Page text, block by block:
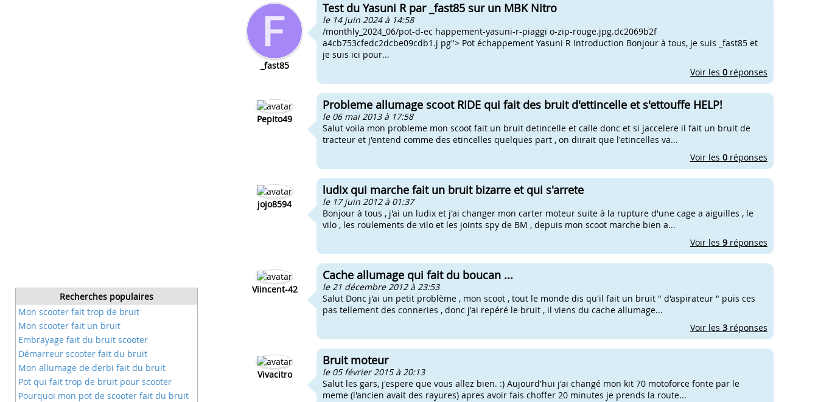
Recherches populaires
Mon scooter fait trop de bruit
Mon scooter fait un bruit
Embrayage fait du bruit scooter
Démarreur scooter fait du bruit
Mon allumage de derbi fait du bruit
Pot qui fait trop de bruit pour scooter
Pourquoi mon pot de scooter fait du bruit
_fast85
Test du Yasuni R par _fast85 sur un MBK Nitro
le 14 juin 2024 à 14:58
/monthly_2024_06/pot-d-ec happement-yasuni-r-piaggi o-zip-rouge.jpg.dc2069b2f
a4cb753cfedc2dcbe09cdb1.j pg"> Pot échappement Yasuni R Introduction Bonjour à tous, je suis _fast85 et
je suis ici pour...
Voir les 0réponses
Pepito49
Probleme allumage scoot RIDE qui fait des bruit d'ettincelle et s'ettouffe HELP!
le 06 mai 2013 à 17:58
Salut voila mon probleme mon scoot fait un bruit detincelle et calle donc et si jaccelere il fait un bruit de
tracteur et j'entend comme des etincelles quelques part , on diirait que l'etincelles va...
Voir les 0réponses
jojo8594
ludix qui marche fait un bruit bizarre et qui s'arrete
le 17 juin 2012 à 01:37
Bonjour à tous , j'ai un ludix et j'ai changer mon carter moteur suite à la rupture d'une cage a aiguilles , le
vilo , les roulements de vilo et les joints spy de BM , depuis mon scoot marche bien a...
Voir les 9réponses
Viincent-42
Cache allumage qui fait du boucan ...
le 21 décembre 2012 à 23:53
Salut Donc j'ai un petit problème , mon scoot , tout le monde dis qu'il fait un bruit " d'aspirateur " puis ces
pas tellement des conneries , donc j'ai repéré le bruit , il viens du cache allumage...
Voir les 3réponses
Vivacitro
Bruit moteur
le 05 février 2015 à 20:13
Salut les gars, j'espere que vous allez bien. :) Aujourd'hui j'ai changé mon kit 70 motoforce fonte par le
meme (l'ancien avait des rayures) apres avoir fais choffer 20 minutes je prends la route...